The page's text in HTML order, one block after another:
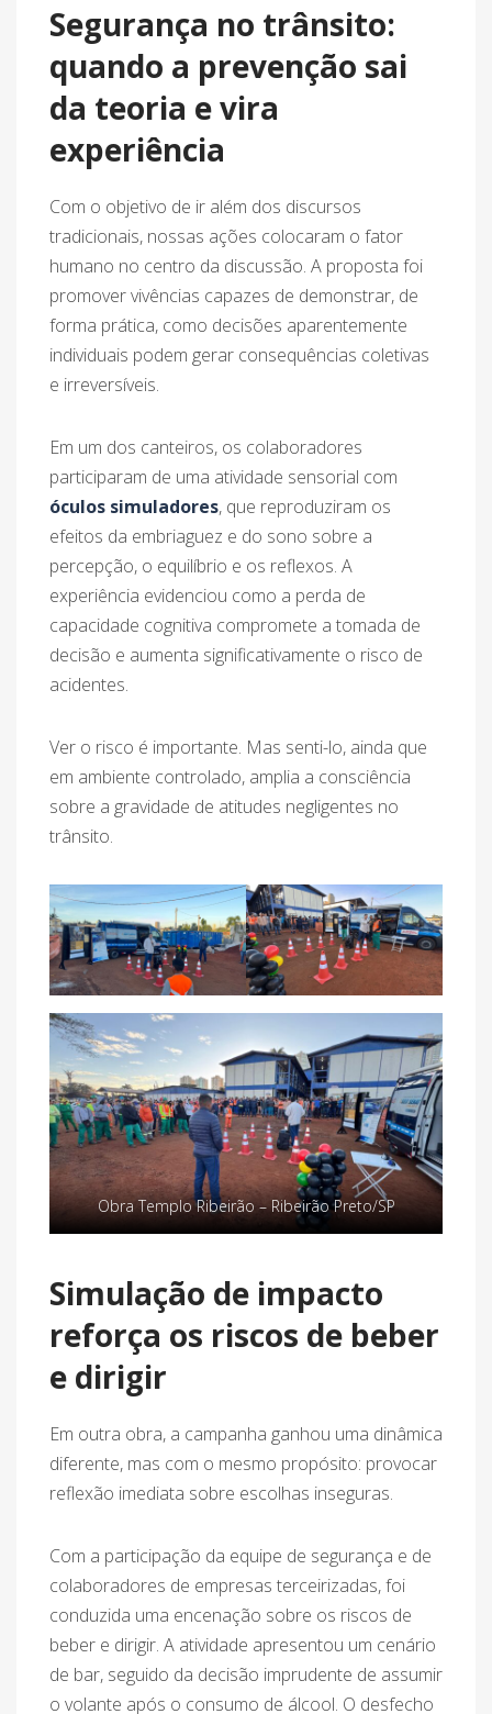
Segurança no trânsito:
quando a prevenção sai
da teoria e vira
experiência
Com o objetivo de ir além dos discursos
tradicionais, nossas ações colocaram o fator
humano no centro da discussão. A proposta foi
promover vivências capazes de demonstrar, de
forma prática, como decisões aparentemente
individuais podem gerar consequências coletivas
e irreversíveis.
Em um dos canteiros, os colaboradores
participaram de uma atividade sensorial com
óculos simuladores, que reproduziram os
efeitos da embriaguez e do sono sobre a
percepção, o equilíbrio e os reflexos. A
experiência evidenciou como a perda de
capacidade cognitiva compromete a tomada de
decisão e aumenta significativamente o risco de
acidentes.
Ver o risco é importante. Mas senti-lo, ainda que
em ambiente controlado, amplia a consciência
sobre a gravidade de atitudes negligentes no
trânsito.
Obra Templo Ribeirão – Ribeirão Preto/SP
Simulação de impacto
reforça os riscos de beber
e dirigir
Em outra obra, a campanha ganhou uma dinâmica
diferente, mas com o mesmo propósito: provocar
reflexão imediata sobre escolhas inseguras.
Com a participação da equipe de segurança e de
colaboradores de empresas terceirizadas, foi
conduzida uma encenação sobre os riscos de
beber e dirigir. A atividade apresentou um cenário
de bar, seguido da decisão imprudente de assumir
o volante após o consumo de álcool. O desfecho